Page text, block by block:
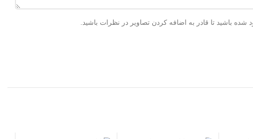
شده باشید تا قادر به اضافه کردن تصاویر در نظرات باشید.